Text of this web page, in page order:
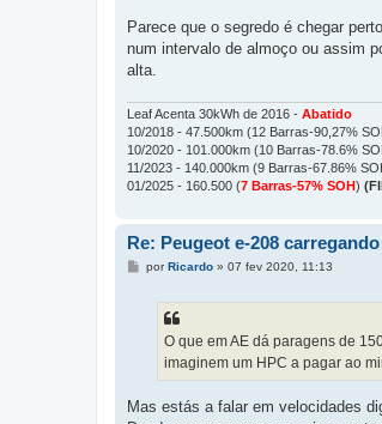
Parece que o segredo é chegar
num intervalo de almoço ou assim
alta.
Leaf Acenta 30kWh de 2016 - Abatido
10/2018 - 47.500km (12 Barras-90,27%
10/2020 - 101.000km (10 Barras-78.6%
11/2023 - 140.000km (9 Barras-67.86%
01/2025 - 160.500 (7 Barras-57% SOH)
Re: Peugeot e-208
MporRicardo» 07 fev 2020, 11:13
O que em AE dá paragens de
imaginem um HPC a pagar ao
Mas estás a falar em velocidades